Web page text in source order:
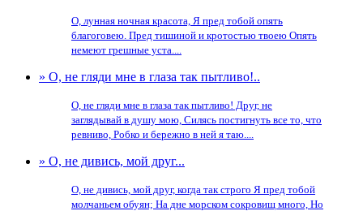
О, лунная ночная красота, Я пред тобой опять
благоговею. Пред тишиной и кротостью твоею Опять
немеют грешные уста....
» О, не гляди мне в глаза так пытливо!..
О, не гляди мне в глаза так пытливо! Друг, не
заглядывай в душу мою, Силясь постигнуть все то, что
ревниво, Робко и бережно в ней я таю....
» О, не дивись, мой друг...
О, не дивись, мой друг, когда так строго Я пред тобой
молчаньем обуян; На дне морском сокровищ много, Но